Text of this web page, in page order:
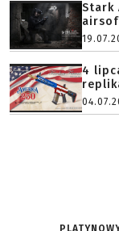
Stark
4